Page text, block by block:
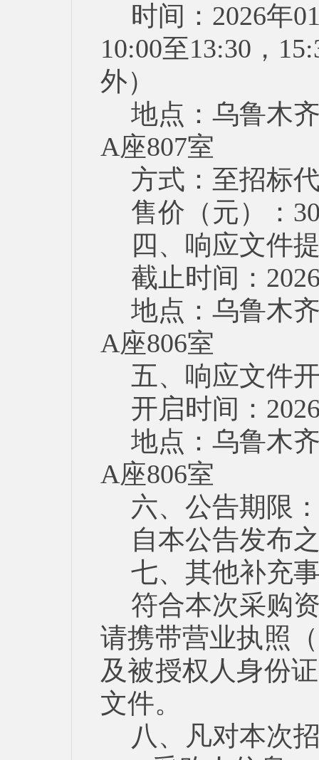
时间：2026年
10:00至13:30，
外）
地点：乌鲁木
A座807室
方式：至招标
售价（元）：
四、响应文件
截止时间：
地点：乌鲁木
A座806室
五、响应文件
开启时间：
地点：乌鲁木
A座806室
六、公告期限
自本公告发布
七、其他补充
符合本次采购
请携带营业执照
及被授权人身份
文件。
八、凡对本次